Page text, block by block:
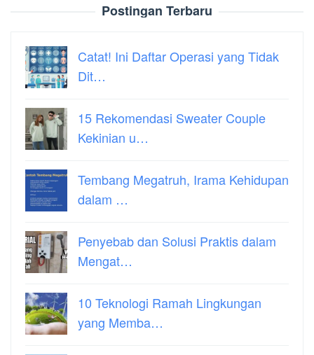
Postingan Terbaru
Catat! Ini Daftar Operasi yang Tidak
Dit…
15 Rekomendasi Sweater Couple
Kekinian u…
Tembang Megatruh, Irama Kehidupan
dalam …
Penyebab dan Solusi Praktis dalam
Mengat…
10 Teknologi Ramah Lingkungan
yang Memba…